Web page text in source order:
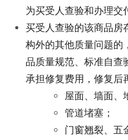
为买受人查验和办理交
买受人查验的该商品房
构外的其他质量问题的
品质量规范、标准自查
承担修复费用，修复后
屋面、墙面、
管道堵塞；
门窗翘裂、五